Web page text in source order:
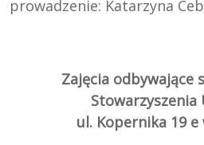
prowadzenie: Katarzyna
Zajęcia odbywające
Stowarzyszenia
ul. Kopernika 19